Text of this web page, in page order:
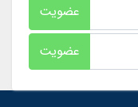
عضویت
عضویت